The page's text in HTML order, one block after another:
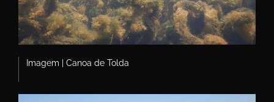
Imagem | Canoa de Tolda